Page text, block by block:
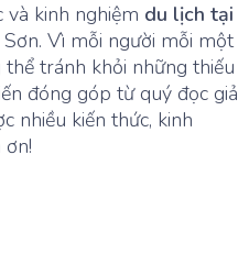
kinh nghiệm du lịch tại
Vì mỗi người mỗi một
tránh khỏi những thiếu
đóng góp từ quý đọc giả
nhiều kiến thức, kinh